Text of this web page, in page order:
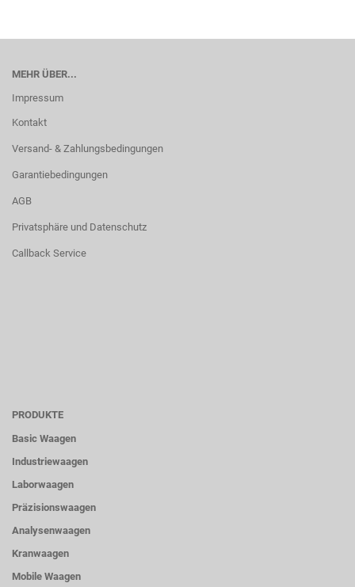
MEHR ÜBER...
Impressum
Kontakt
Versand- & Zahlungsbedingungen
Garantiebedingungen
AGB
Privatsphäre und Datenschutz
Callback Service
PRODUKTE
Basic Waagen
Industriewaagen
Laborwaagen
Präzisionswaagen
Analysenwaagen
Kranwaagen
Mobile Waagen